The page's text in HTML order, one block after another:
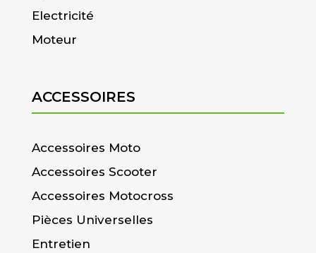
Electricité
Moteur
ACCESSOIRES
Accessoires Moto
Accessoires Scooter
Accessoires Motocross
Pièces Universelles
Entretien